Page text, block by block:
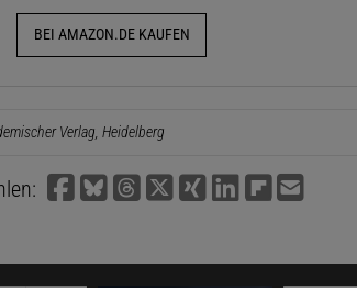
BEI AMAZON.DE KAUFEN
Verlag, Heidelberg